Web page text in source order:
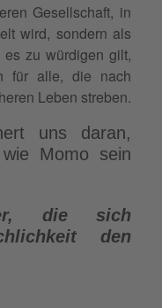
Gesellschaft, in
wird, sondern als
zu würdigen gilt,
für alle, die nach
Leben streben.
uns daran,
Momo sein
die sich
den